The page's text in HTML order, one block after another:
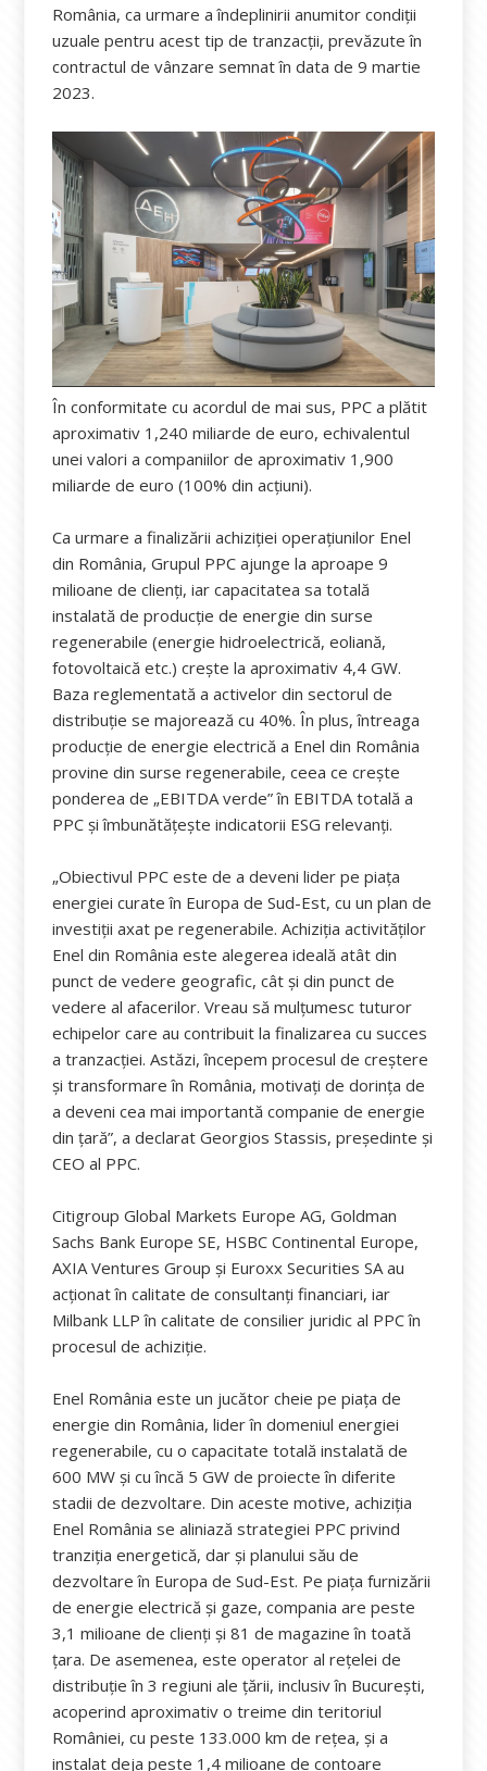
România, ca urmare a îndeplinirii anumitor condiții
uzuale pentru acest tip de tranzacții, prevăzute în
contractul de vânzare semnat în data de 9 martie
2023.
În conformitate cu acordul de mai sus, PPC a plătit
aproximativ 1,240 miliarde de euro, echivalentul
unei valori a companiilor de aproximativ 1,900
miliarde de euro (100% din acțiuni).
Ca urmare a finalizării achiziției operațiunilor Enel
din România, Grupul PPC ajunge la aproape 9
milioane de clienți, iar capacitatea sa totală
instalată de producție de energie din surse
regenerabile (energie hidroelectrică, eoliană,
fotovoltaică etc.) crește la aproximativ 4,4 GW.
Baza reglementată a activelor din sectorul de
distribuție se majorează cu 40%. În plus, întreaga
producție de energie electrică a Enel din România
provine din surse regenerabile, ceea ce crește
ponderea de „EBITDA verde” în EBITDA totală a
PPC și îmbunătățește indicatorii ESG relevanți.
„Obiectivul PPC este de a deveni lider pe piața
energiei curate în Europa de Sud-Est, cu un plan de
investiții axat pe regenerabile. Achiziția activităților
Enel din România este alegerea ideală atât din
punct de vedere geografic, cât și din punct de
vedere al afacerilor. Vreau să mulțumesc tuturor
echipelor care au contribuit la finalizarea cu succes
a tranzacției. Astăzi, începem procesul de creștere
și transformare în România, motivați de dorința de
a deveni cea mai importantă companie de energie
din țară”, a declarat Georgios Stassis, președinte și
CEO al PPC.
Citigroup Global Markets Europe AG, Goldman
Sachs Bank Europe SE, HSBC Continental Europe,
AXIA Ventures Group și Euroxx Securities SA au
acționat în calitate de consultanți financiari, iar
Milbank LLP în calitate de consilier juridic al PPC în
procesul de achiziție.
Enel România este un jucător cheie pe piața de
energie din România, lider în domeniul energiei
regenerabile, cu o capacitate totală instalată de
600 MW și cu încă 5 GW de proiecte în diferite
stadii de dezvoltare. Din aceste motive, achiziția
Enel România se aliniază strategiei PPC privind
tranziția energetică, dar și planului său de
dezvoltare în Europa de Sud-Est. Pe piața furnizării
de energie electrică și gaze, compania are peste
3,1 milioane de clienți și 81 de magazine în toată
țara. De asemenea, este operator al rețelei de
distribuție în 3 regiuni ale țării, inclusiv în București,
acoperind aproximativ o treime din teritoriul
României, cu peste 133.000 km de rețea, și a
instalat deja peste 1,4 milioane de contoare